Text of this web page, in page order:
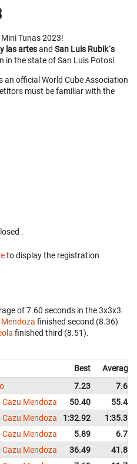
Tunas 2023!
las artesand San Luis Rubik´s
in the state of San Luis Potosí
an official World Cube Association
must be familiar with the
.
to display the registration
of 7.60 seconds in the 3x3x3
finished second (8.36)
finished third (8.51).
Best
Average
7.23
7.60
Cazu Mendoza 50.40
55.43
Cazu Mendoza 1:32.92
1:35.35
Cazu Mendoza 5.89
6.71
Cazu Mendoza 36.49
41.87